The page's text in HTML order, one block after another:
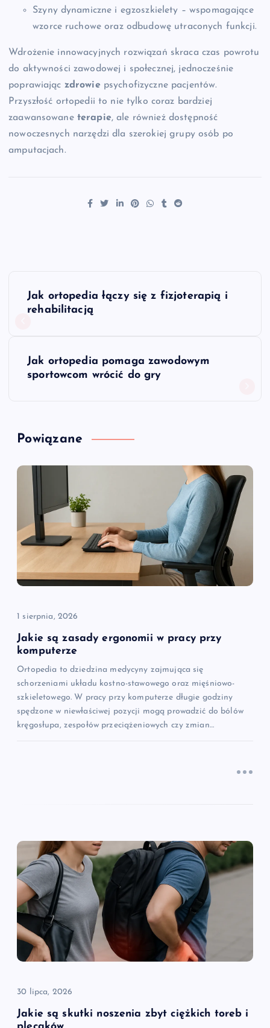
Szyny dynamiczne i egzoszkielety – wspomagające
wzorce ruchowe oraz odbudowę utraconych funkcji.
Wdrożenie innowacyjnych rozwiązań skraca czas powrotu
do aktywności zawodowej i społecznej, jednocześnie
poprawiając zdrowiepsychofizyczne pacjentów.
Przyszłość ortopedii to nie tylko coraz bardziej
zaawansowane terapie, ale również dostępność
nowoczesnych narzędzi dla szerokiej grupy osób po
amputacjach.
N
a
c
w
p
s
u
Jak ortopedia łączy się z fizjoterapią i
rehabilitacją
Jak ortopedia pomaga zawodowym
sportowcom wrócić do gry
Powiązane
1 sierpnia, 2026
Jakie są zasady ergonomii w pracy przy
komputerze
Ortopedia to dziedzina medycyny zajmująca się
schorzeniami układu kostno-stawowego oraz mięśniowo-
szkieletowego. W pracy przy komputerze długie godziny
spędzone w niewłaściwej pozycji mogą prowadzić do bólów
kręgosłupa, zespołów przeciążeniowych czy zmian…
30 lipca, 2026
Jakie są skutki noszenia zbyt ciężkich toreb i